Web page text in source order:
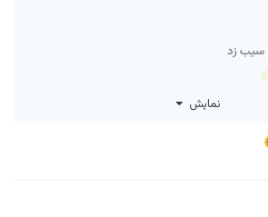
سیب زد
!
های گاز زده را به طرف مادر گرفت و گفت :
نمایش